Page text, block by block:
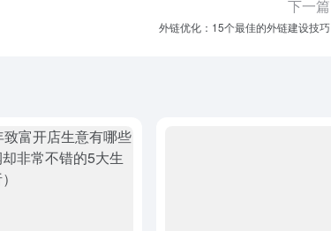
下一篇
外链优化：15个最佳的外链建设技巧